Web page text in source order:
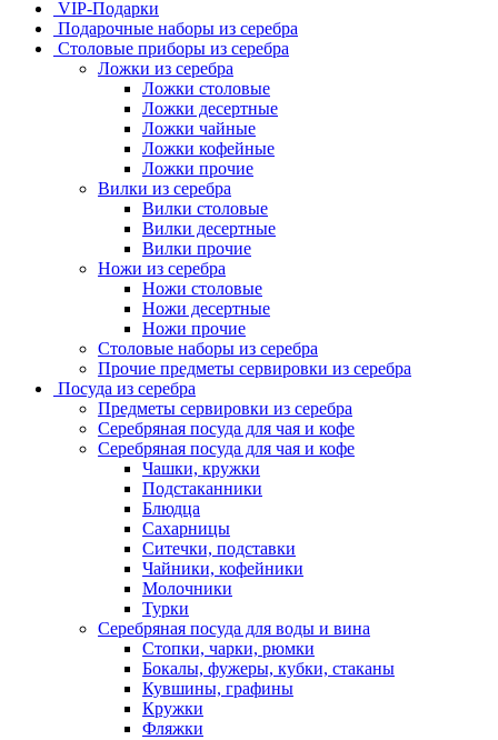
VIP-Подарки
Подарочные наборы из серебра
Столовые приборы из серебра
Ложки из серебра
Ложки столовые
Ложки десертные
Ложки чайные
Ложки кофейные
Ложки прочие
Вилки из серебра
Вилки столовые
Вилки десертные
Вилки прочие
Ножи из серебра
Ножи столовые
Ножи десертные
Ножи прочие
Столовые наборы из серебра
Прочие предметы сервировки из серебра
Посуда из серебра
Предметы сервировки из серебра
Серебряная посуда для чая и кофе
Серебряная посуда для чая и кофе
Чашки, кружки
Подстаканники
Блюдца
Сахарницы
Ситечки, подставки
Чайники, кофейники
Молочники
Турки
Серебряная посуда для воды и вина
Стопки, чарки, рюмки
Бокалы, фужеры, кубки, стаканы
Кувшины, графины
Кружки
Фляжки